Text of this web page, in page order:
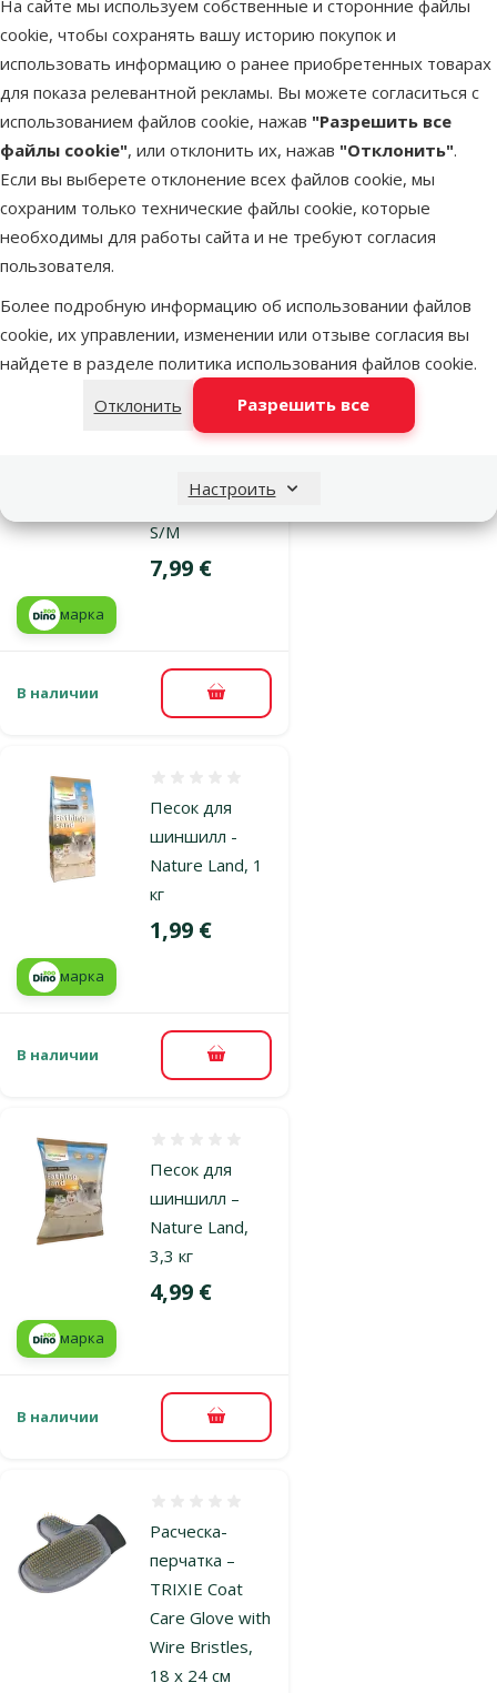
На сайте мы используем собственные и сторонние файлы
cookie, чтобы сохранять вашу историю покупок и
использовать информацию о ранее приобретенных товарах
для показа релевантной рекламы. Вы можете согласиться с
использованием файлов cookie, нажав "Разрешить все
файлы cookie", или отклонить их, нажав "Отклонить".
Если вы выберете отклонение всех файлов cookie, мы
сохраним только технические файлы cookie, которые
необходимы для работы сайта и не требуют согласия
пользователя.
Более подробную информацию об использовании файлов
cookie, их управлении, изменении или отзыве согласия вы
найдете в разделе политика использования файлов cookie.
Отклонить
Разрешить все
Настроить
sided, Wooden,
17 см
Цена
2,49 €
В наличии
Расческа для
животных –
Dog Fantasy
self-cleaning,
S/M
Оценка 0%
Цена
7,99 €
марка
В наличии В корзину
Песок для
шиншилл -
Nature Land, 1
кг
Цена
1,99 €
марка
В наличии В корзину
Песок для
шиншилл –
Nature Land,
3,3 кг
Цена
4,99 €
марка
В наличии В корзину
Расческа-
перчатка –
TRIXIE Coat
Care Glove with
Wire Bristles,
18 x 24 см